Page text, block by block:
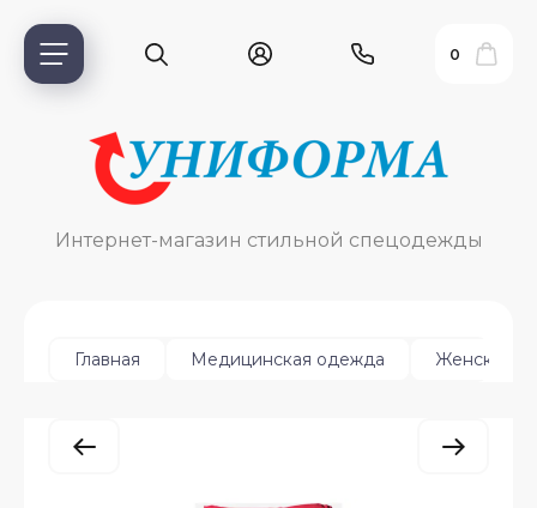
0
Интернет-магазин стильной спецодежды
Главная Медицинская одежда Женская